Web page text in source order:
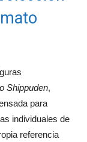
Shippuden,
para
individuales de
referencia